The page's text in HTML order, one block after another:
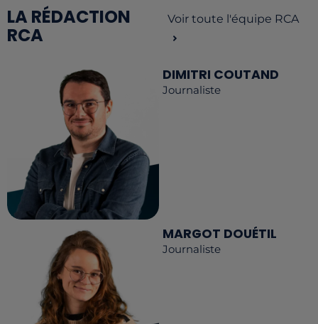
LA RÉDACTION
RCA
Voir toute l'équipe RCA
DIMITRI COUTAND
Journaliste
MARGOT DOUÉTIL
Journaliste